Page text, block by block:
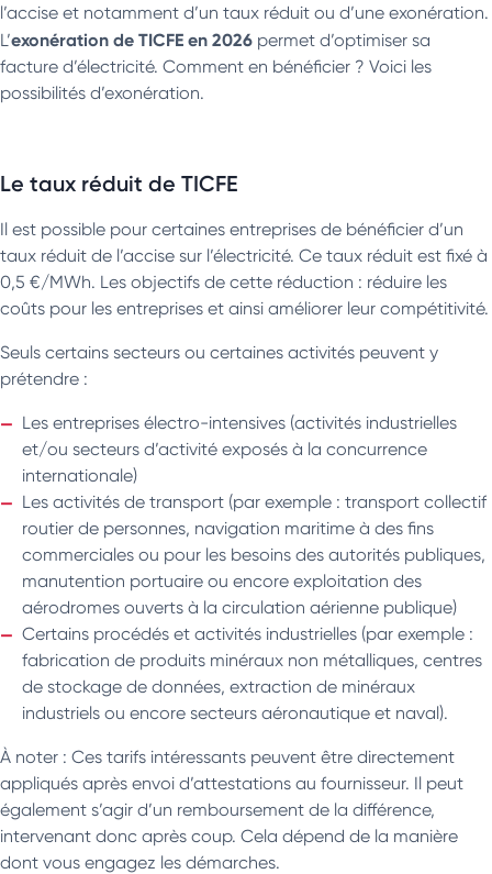
l’accise et notamment d’un taux réduit ou d’une exonération.
L’exonération de TICFE en 2026 permet d’optimiser sa
facture d’électricité. Comment en bénéficier ? Voici les
possibilités d’exonération.
Le taux réduit de TICFE
Il est possible pour certaines entreprises de bénéficier d’un
taux réduit de l’accise sur l’électricité. Ce taux réduit est fixé à
0,5 €/MWh. Les objectifs de cette réduction : réduire les
coûts pour les entreprises et ainsi améliorer leur compétitivité.
Seuls certains secteurs ou certaines activités peuvent y
prétendre :
Les entreprises électro-intensives (activités industrielles
et/ou secteurs d’activité exposés à la concurrence
internationale)
Les activités de transport (par exemple : transport collectif
routier de personnes, navigation maritime à des fins
commerciales ou pour les besoins des autorités publiques,
manutention portuaire ou encore exploitation des
aérodromes ouverts à la circulation aérienne publique)
Certains procédés et activités industrielles (par exemple :
fabrication de produits minéraux non métalliques, centres
de stockage de données, extraction de minéraux
industriels ou encore secteurs aéronautique et naval).
À noter : Ces tarifs intéressants peuvent être directement
appliqués après envoi d’attestations au fournisseur. Il peut
également s’agir d’un remboursement de la différence,
intervenant donc après coup. Cela dépend de la manière
dont vous engagez les démarches.